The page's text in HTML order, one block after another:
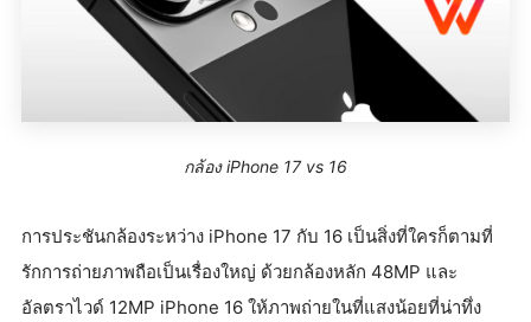
กล้อง iPhone 17 vs 16
การประชันกล้องระหว่าง iPhone 17 กับ 16 เป็นสิ่งที่ใครก็ตามที่
รักการถ่ายภาพถือเป็นเรื่องใหญ่ ด้วยกล้องหลัก 48MP และ
อัลตราไวด์ 12MP iPhone 16 ให้ภาพถ่ายในที่แสงน้อยที่น่าทึ่ง